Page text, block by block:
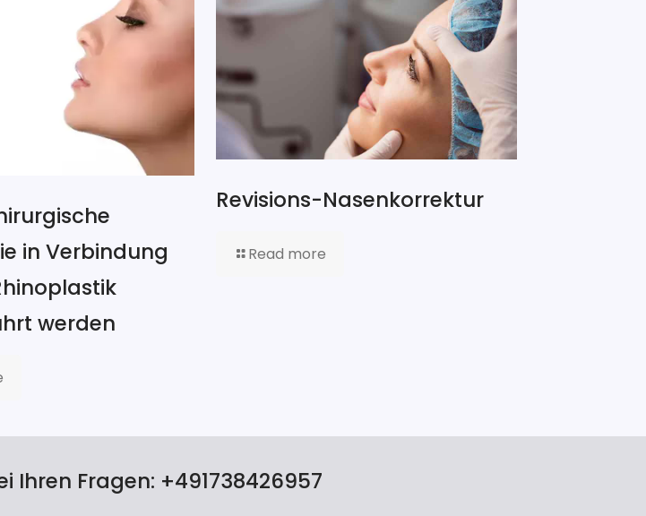
in Verbindung
werden
Revisions-Nasenkorrektur
Read more
Ihren Fragen: +491738426957